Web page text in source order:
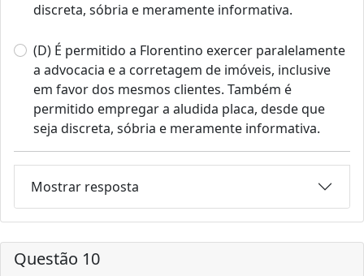
discreta, sóbria e meramente informativa.
(D) É permitido a Florentino exercer paralelamente
a advocacia e a corretagem de imóveis, inclusive
em favor dos mesmos clientes. Também é
permitido empregar a aludida placa, desde que
seja discreta, sóbria e meramente informativa.
Mostrar resposta
Questão 10